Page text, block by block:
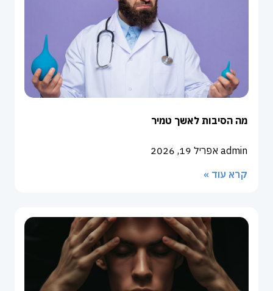
מה הסיבות לאשך טמיר
admin אפריל 19, 2026
קרא עוד »